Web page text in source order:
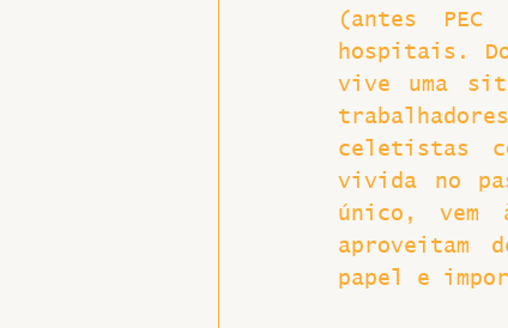
(antes
hospitais.
vive uma
celetistas
vivida no
único, vem
aproveitam
papel e